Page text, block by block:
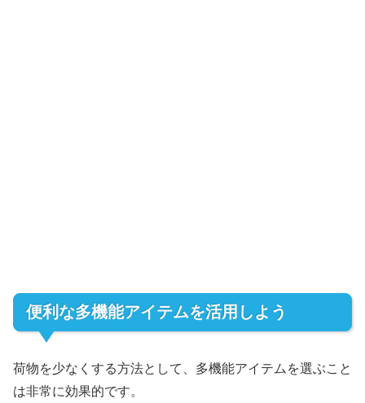
便利な多機能アイテムを活用しよう
荷物を少なくする方法として、多機能アイテムを選ぶこと
は非常に効果的です。